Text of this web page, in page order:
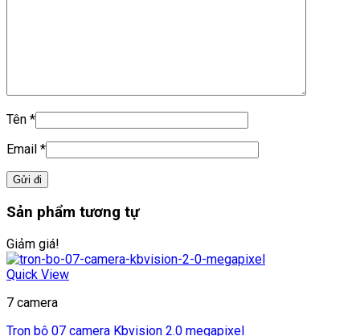
Tên *
Email *
Sản phẩm tương tự
Giảm giá!
Quick View
7 camera
Trọn bộ 07 camera Kbvision 2.0 megapixel